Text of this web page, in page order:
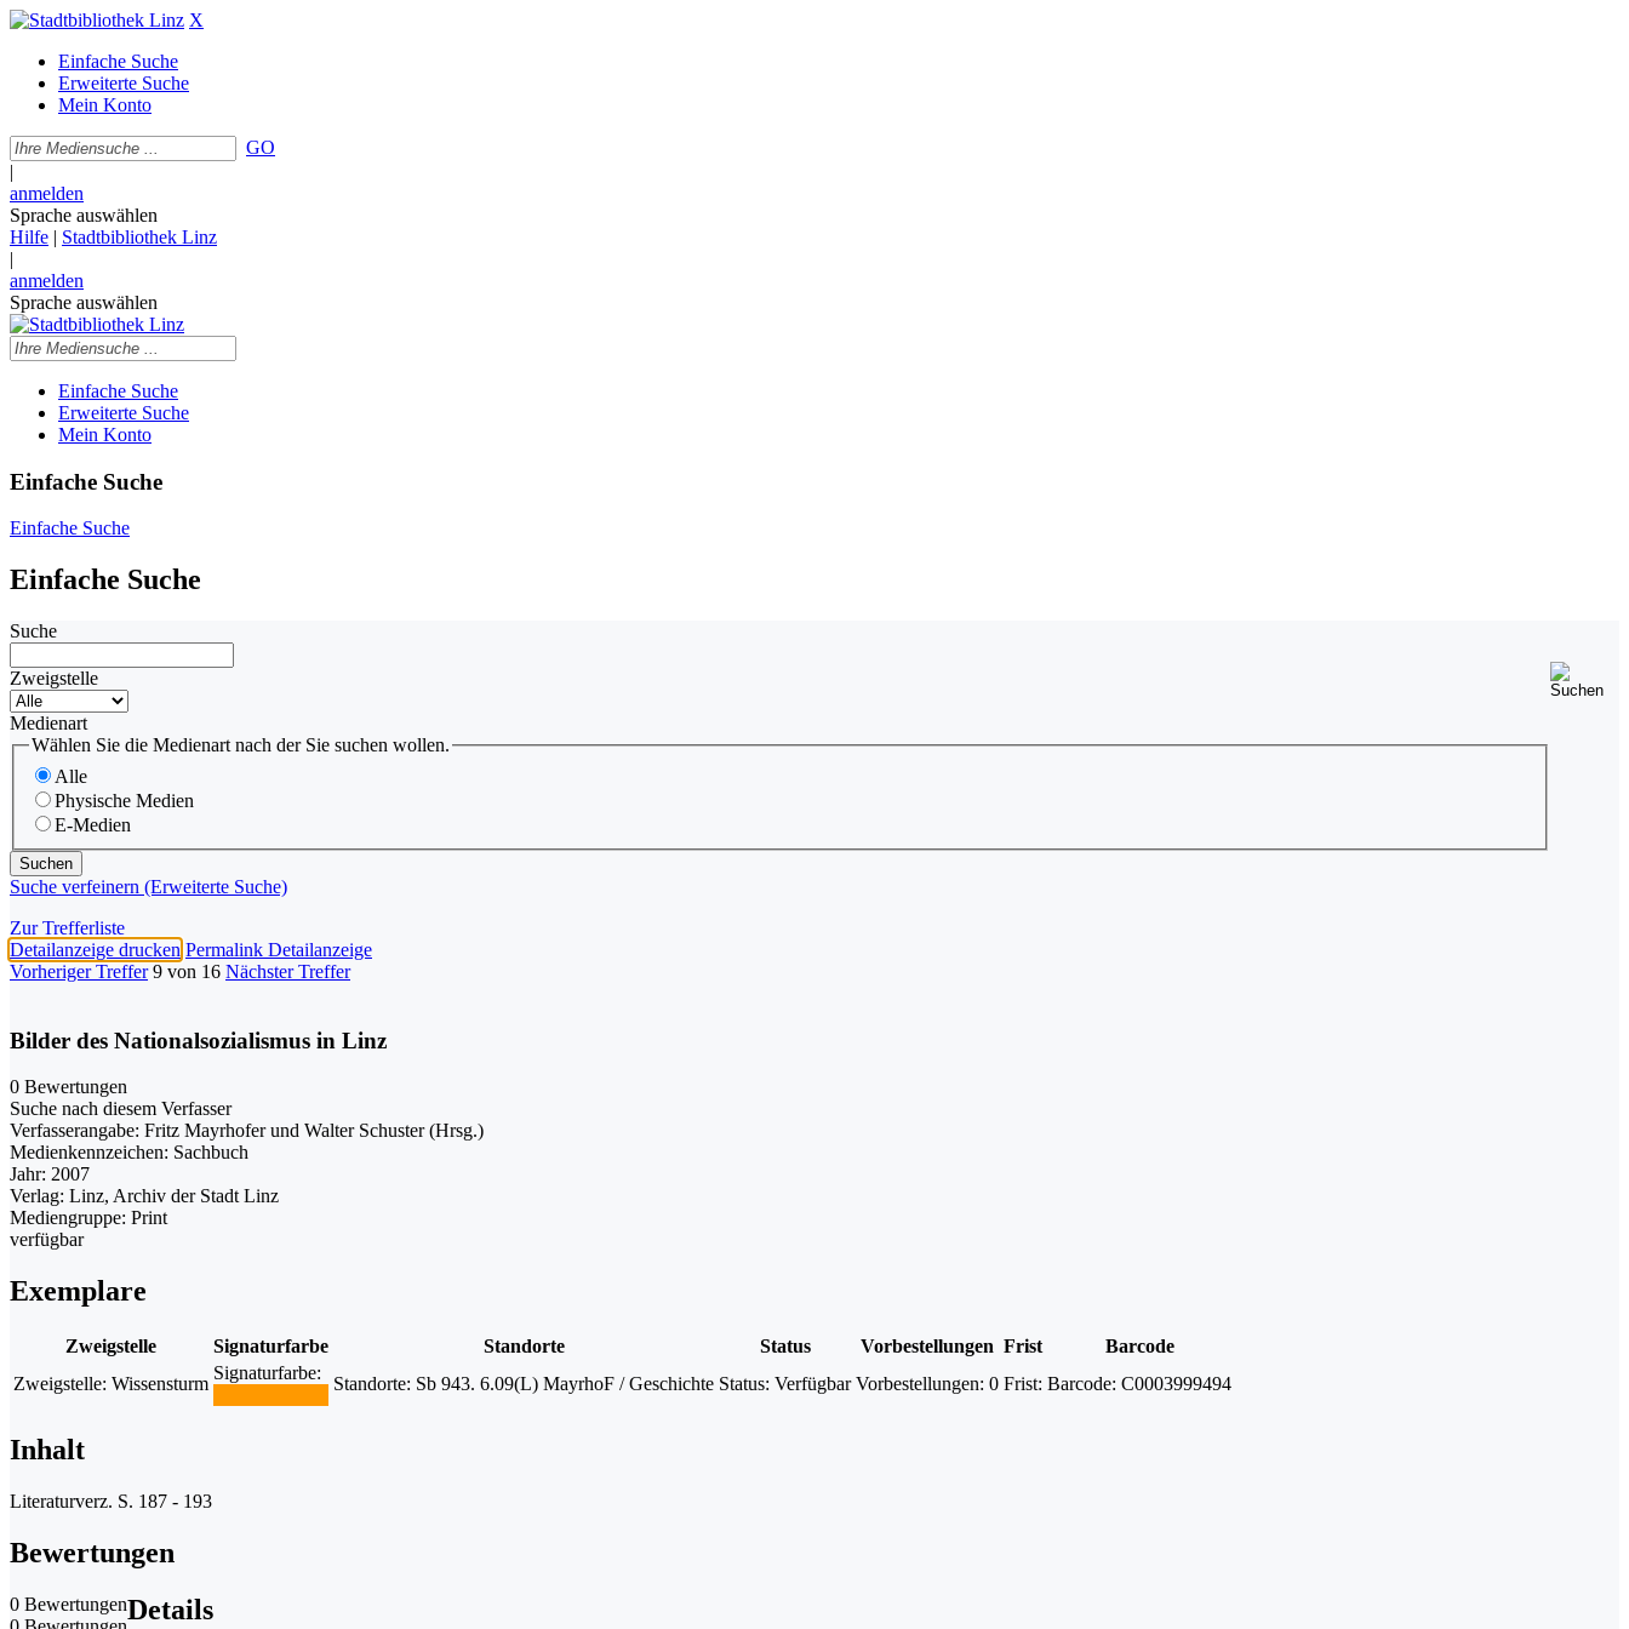
X
Einfache Suche
Erweiterte Suche
Mein Konto
GO
|
anmelden
Sprache auswählen
Hilfe | Stadtbibliothek Linz
|
anmelden
Sprache auswählen
Einfache Suche
Erweiterte Suche
Mein Konto
Einfache Suche
Einfache Suche
Einfache Suche
Suche
Zweigstelle
Medienart
Wählen Sie die Medienart nach der Sie suchen wollen.
Alle
Physische Medien
E-Medien
Suche verfeinern (Erweiterte Suche)
Zur Trefferliste
Detailanzeige drucken Permalink Detailanzeige
Vorheriger Treffer 9 von 16 Nächster Treffer
Bilder des Nationalsozialismus in Linz
0 Bewertungen
Suche nach diesem Verfasser
Verfasserangabe: Fritz Mayrhofer und Walter Schuster (Hrsg.)
Medienkennzeichen: Sachbuch
Jahr: 2007
Verlag: Linz, Archiv der Stadt Linz
Mediengruppe: Print
verfügbar
Exemplare
Zweigstelle Signaturfarbe Standorte Status Vorbestellungen Frist
Barcode
Zweigstelle: Wissensturm
Signaturfarbe:
Standorte: Sb 943. 6.09(L) MayrhoF / Geschichte Status: Verfügbar Vorbestellungen: 0 Frist: Barcode: C0003999494
Inhalt
Literaturverz. S. 187 - 193
Bewertungen
0 BewertungenDetails